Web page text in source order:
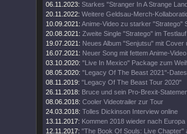
06.11.2023: Starkes "Stranger In A Strange
20.11.2022: Weitere Geldsau-Merch-
10.09.2021: Anime-Video zu starker "Stratego"
20.08.2021: Zweite Single "Stratego" im Testlauf
19.07.2021: Neues Album "Senjutsu" mit Cover
16.07.2021: Neuer Song mit fettem Anime-Video
03.10.2020: "Live In Mexico" Package zum
08.05.2020: "Legacy Of The Beast 2021"-Dates
08.11.2019: "Legacy Of The Beast Tour 2020"
26.11.2018: Bruce und sein Pro-Brexit-
08.06.2018: Cooler Videotrailer zur Tour
24.03.2018: Tolles Dickinson Interview online
13.11.2017: Kommen 2018 wieder nach Europa
12.11.2017: "The Book Of Souls: Live Chapter"